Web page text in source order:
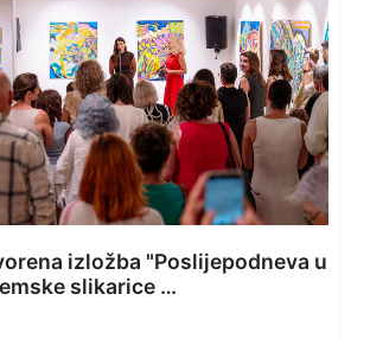
izložba "Poslijepodneva u
slikarice …